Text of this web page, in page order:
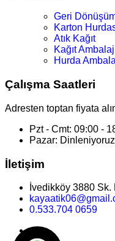
Geri
Karton
Atık Kağıt
Kağıt Ambalaj
Hurda
Çalışma Saatleri
Adresten toptan fiyata
Pzt - Cmt: 09:00 -
Pazar: Dinleniyoruz
İletişim
İvedikköy 3880
0.533.704 0659